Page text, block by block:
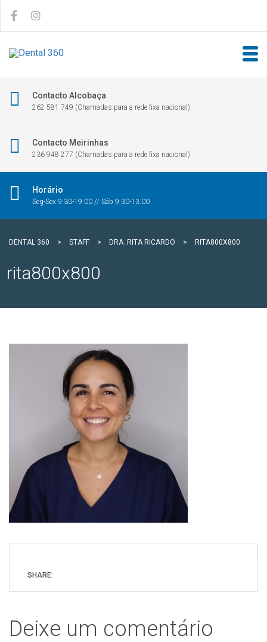
Contacto Alcobaça
262 581 749 (Chamadas para a rede fixa nacional)
Contacto Meirinhas
236 948 277 (Chamadas para a rede fixa nacional)
Horário
Seg-Sex 9:30-19.00 // Sáb 9:30-13.00
DENTAL 360 > STAFF > DRA. RITA RICARDO > RITA800X800
rita800x800
SHARE:
Deixe um comentário